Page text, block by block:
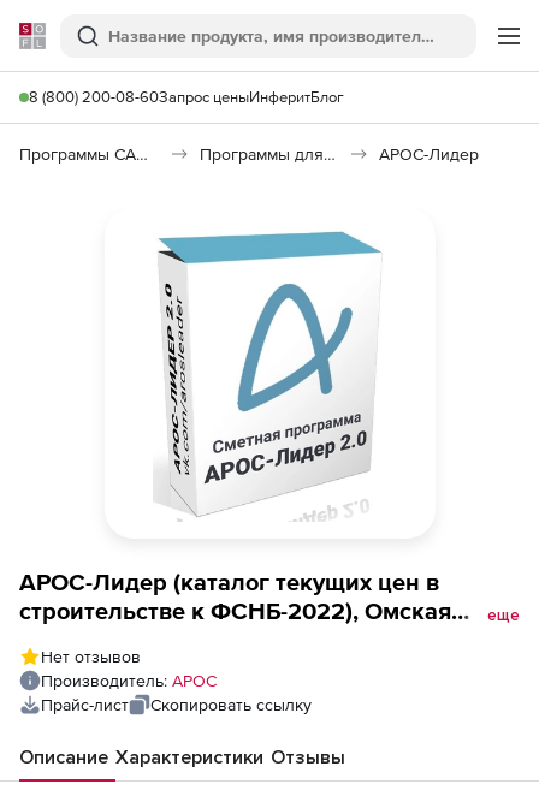
Softline
Поиск
8 (800) 200-08-60Запрос ценыИнферитБлог
Программы САПР и ГИС Программы для документооборота АРОС-Лидер
АРОС-Лидер (каталог текущих цен в
строительстве к ФСНБ-2022), Омская
месяц 2-е и последующие рабочие места
еще
Нет отзывов
Производитель: АРОС
Прайс-лист
Скопировать ссылку
Описание Характеристики Отзывы